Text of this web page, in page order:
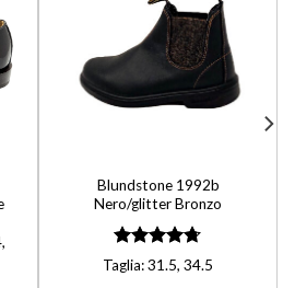
Blundstone 1992b
Nero/glitter Bronzo
Valutato
4.70
su 5
Taglia: 31.5, 34.5